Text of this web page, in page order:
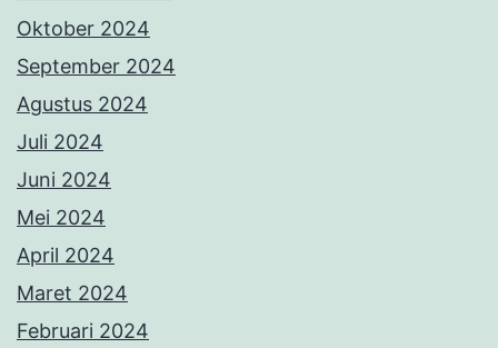
Februari 2024
Januari 2024
Desember 2023
November 2023
Oktober 2023
September 2023
Agustus 2023
Juli 2023